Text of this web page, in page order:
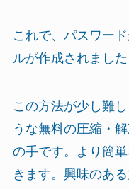
これで、パスワー
ルが作成されました
この方法が少し難
うな無料の圧縮・
の手です。より簡
きます。興味のあ